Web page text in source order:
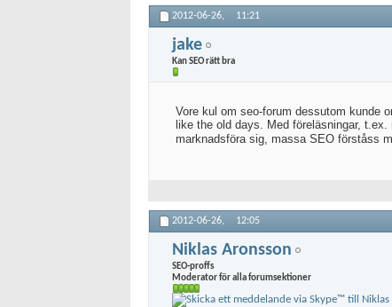
2012-06-26, 11:21
jake
Kan SEO rätt bra
Vore kul om seo-forum dessutom kunde
like the old days. Med föreläsningar,
marknadsföra sig, massa SEO förståss
2012-06-26, 12:05
Niklas Aronsson
SEO-proffs
Moderator för alla forumsektioner